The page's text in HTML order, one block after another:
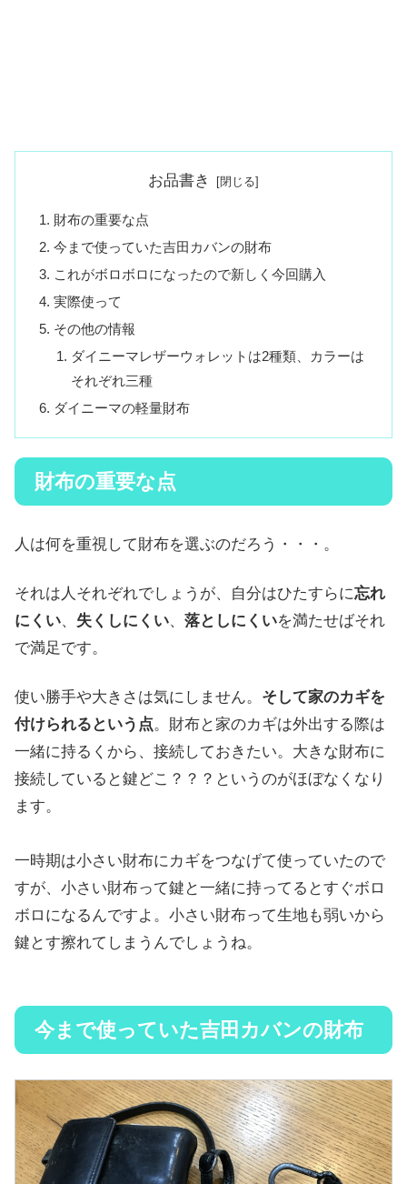
お品書き
財布の重要な点
今まで使っていた吉田カバンの財布
これがボロボロになったので新しく今回購入
実際使って
その他の情報
ダイニーマレザーウォレットは2種類、カラーは
それぞれ三種
ダイニーマの軽量財布
財布の重要な点
人は何を重視して財布を選ぶのだろう・・・。
それは人それぞれでしょうが、自分はひたすらに忘れ
にくい、 失くしにくい、 落としにくいを満たせばそれ
で満足です。
使い勝手や大きさは気にしません。 そして家のカギを
付けられるという点。財布と家のカギは外出する際は
一緒に持るくから、接続しておきたい。大きな財布に
接続していると鍵どこ？？？というのがほぼなくなり
ます。
一時期は小さい財布にカギをつなげて使っていたので
すが、小さい財布って鍵と一緒に持ってるとすぐボロ
ボロになるんですよ。小さい財布って生地も弱いから
鍵とす擦れてしまうんでしょうね。
今まで使っていた吉田カバンの財布